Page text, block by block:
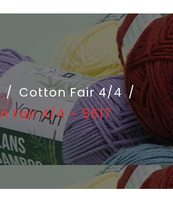
/ Cotton Fair 4/4 /
Fair 4/4 – 5517